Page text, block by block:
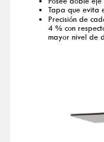
Tapa que evita
Precisión de
4 % con
mayor nivel de